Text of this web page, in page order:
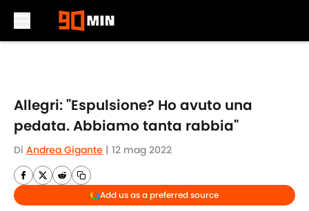
Allegri: "Espulsione? Ho avuto una
pedata. Abbiamo tanta rabbia"
Di Andrea Gigante | 12 mag 2022
Add us as a preferred source